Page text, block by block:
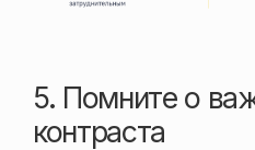
5. Помните о
контраста